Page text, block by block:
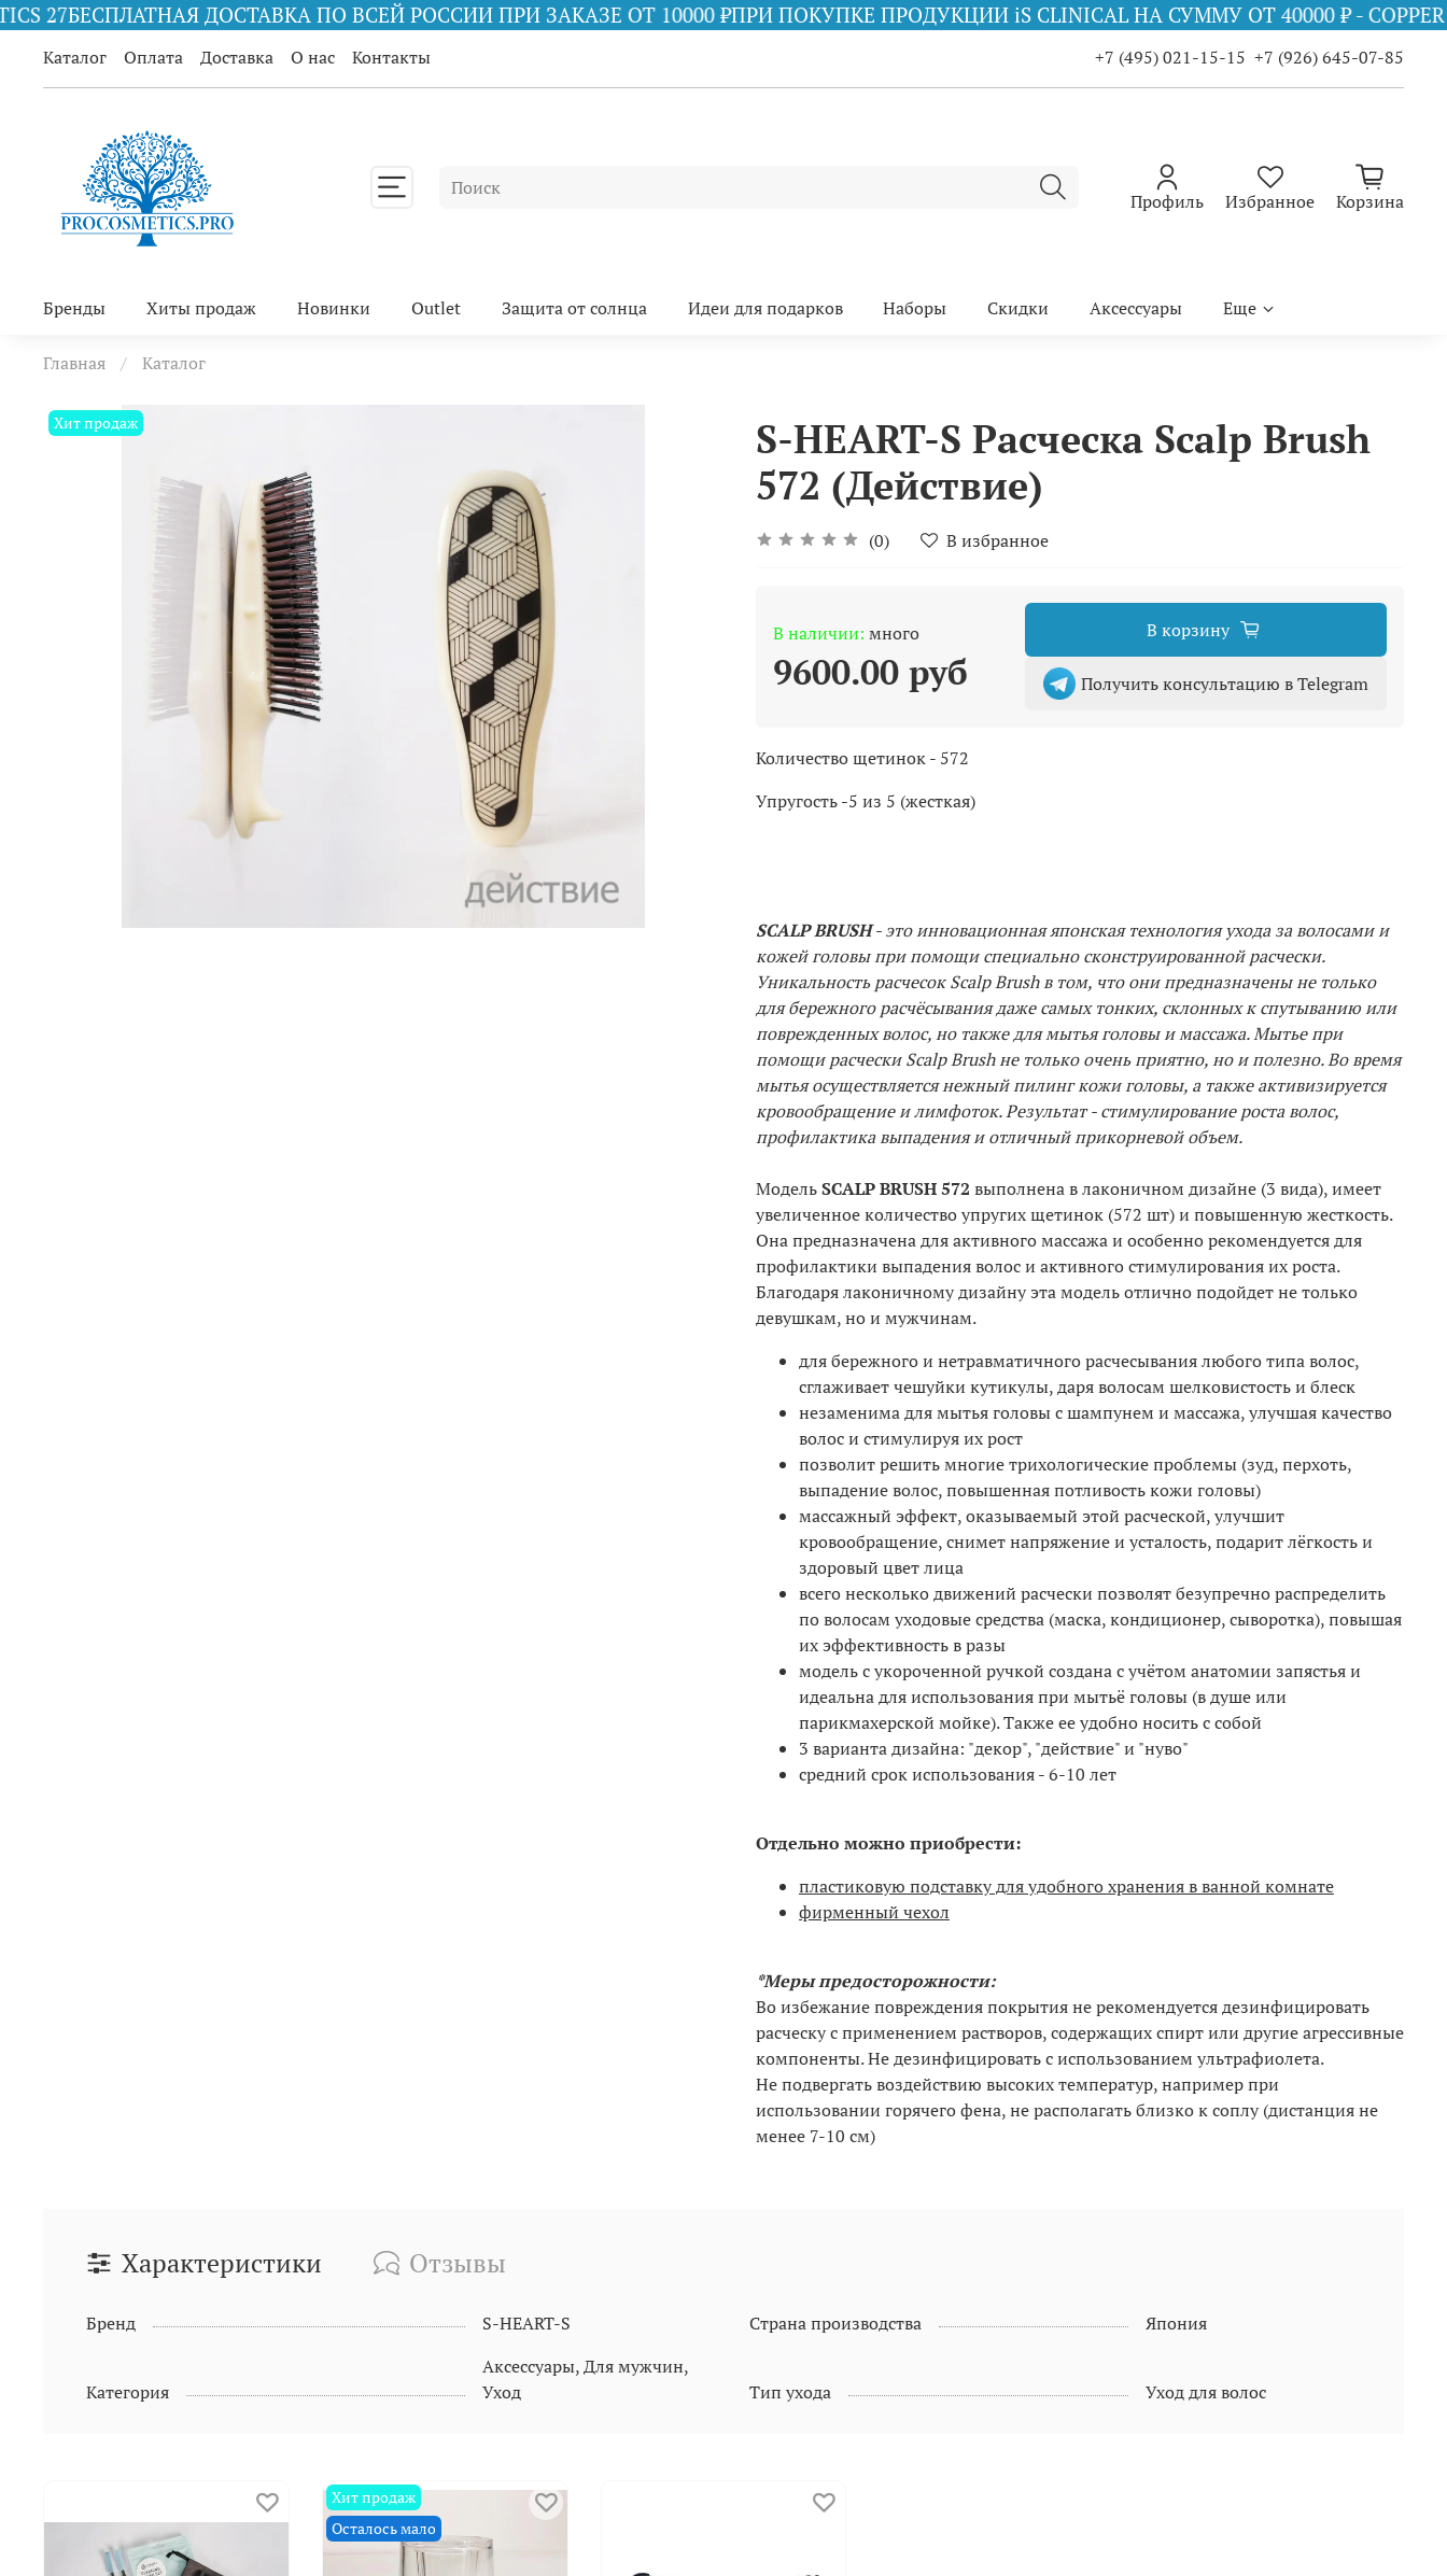
ДОСТАВКА ПО ВСЕЙ РОССИИ ПРИ ЗАКАЗЕ ОТ 10000 ₽ПРИ ПОКУПКЕ ПРОДУКЦИИ iS CLINICAL НА СУММУ ОТ 40000 ₽ - COPPER FIRMING
Каталог Оплата Доставка О нас Контакты +7 (495) 021-15-15 +7 (926) 645-07-85
Профиль Избранное Корзина
Бренды Хиты продаж Новинки Outlet Защита от солнца Идеи для подарков Наборы Скидки Аксессуары Еще
Главная Каталог
Хит продаж
S-HEART-S Расческа Scalp Brush
572 (Действие)
(0) В избранное
В наличии: много
9600.00 руб
В корзину
Получить консультацию в Telegram
Количество щетинок - 572
Упругость -5 из 5 (жесткая)
SCALP BRUSH- это инновационная японская технология ухода за волосами и
кожей головы при помощи специально сконструированной расчески.
Уникальность расчесок Scalp Brush в том, что они предназначены не только
для бережного расчёсывания даже самых тонких, склонных к спутыванию или
поврежденных волос, но также для мытья головы и массажа. Мытье при
помощи расчески Scalp Brush не только очень приятно, но и полезно. Во время
мытья осуществляется нежный пилинг кожи головы, а также активизируется
кровообращение и лимфоток. Результат - стимулирование роста волос,
профилактика выпадения и отличный прикорневой объем.
МодельSCALP BRUSH 572 выполнена в лаконичном дизайне (3 вида), имеет
увеличенное количество упругих щетинок (572 шт) и повышенную жесткость.
Она предназначена для активного массажа и особенно рекомендуется для
профилактики выпадения волос и активного стимулирования их роста.
Благодаря лаконичному дизайну эта модель отлично подойдет не только
девушкам, но и мужчинам.
для бережного и нетравматичного расчесывания любого типа волос,
сглаживает чешуйки кутикулы, даря волосам шелковистость и блеск
незаменима для мытья головы с шампунем и массажа, улучшая качество
волос и стимулируя их рост
позволит решить многие трихологические проблемы (зуд, перхоть,
выпадение волос, повышенная потливость кожи головы)
массажный эффект, оказываемый этой расческой, улучшит
кровообращение, снимет напряжение и усталость, подарит лёгкость и
здоровый цвет лица
всего несколько движений расчески позволят безупречно распределить
по волосам уходовые средства (маска, кондиционер, сыворотка), повышая
их эффективность в разы
модель с укороченной ручкой создана с учётом анатомии запястья и
идеальна для использования при мытьё головы (в душе или
парикмахерской мойке). Также ее удобно носить с собой
3 варианта дизайна: "декор", "действие" и "нуво"
средний срок использования - 6-10 лет
Отдельно можно приобрести:
пластиковую подставку для удобного хранения в ванной комнате
фирменный чехол
*Меры предосторожности:
Во избежание повреждения покрытия не рекомендуется дезинфицировать
расческу с применением растворов, содержащих спирт или другие агрессивные
компоненты. Не дезинфицировать с использованием ультрафиолета.
Не подвергать воздействию высоких температур, например при
использовании горячего фена, не располагать близко к соплу (дистанция не
менее 7-10 см)
Характеристики Отзывы
Бренд S-HEART-S Страна производства Япония
Категория
Аксессуары, Для мужчин,
Уход
Тип ухода Уход для волос
Хит продаж
Осталось мало